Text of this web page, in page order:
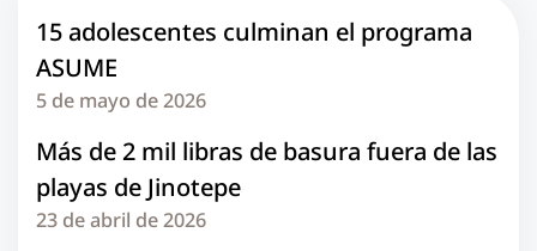
15 adolescentes culminan el programa
ASUME
5 de mayo de 2026
Más de 2 mil libras de basura fuera de las
playas de Jinotepe
23 de abril de 2026